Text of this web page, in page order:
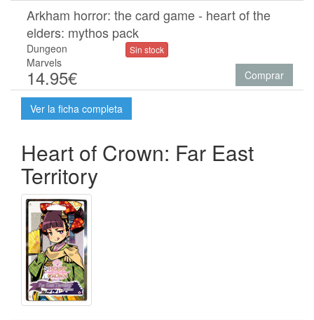
Arkham horror: the card game - heart of the
elders: mythos pack
Dungeon
Marvels
14.95€
Sin stock
Comprar
Ver la ficha completa
Heart of Crown: Far East
Territory